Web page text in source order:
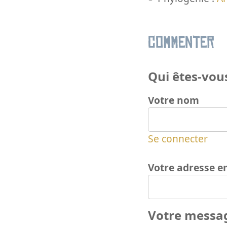
Commenter
Qui êtes-
Votre nom
Se connecter
Votre adresse
Votre